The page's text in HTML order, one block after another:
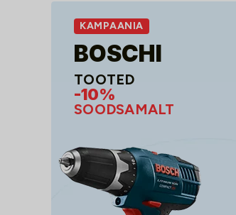
KAMPAANIA
BOSCHI
TOOTED
-10%
SOODSAMALT